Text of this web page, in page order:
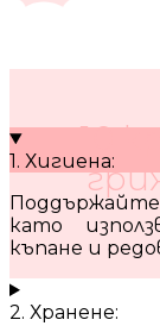
10
1. Хигиена:
като
къпане и
2. Хранене: